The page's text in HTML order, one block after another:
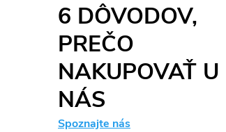
6 DÔVODOV,
PREČO
NAKUPOVAŤ U
NÁS
Spoznajte nás